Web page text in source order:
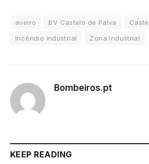
aveiro BV Castelo de Paiva
Incêndio industrial
Zona Industrial
Bombeiros.pt
KEEP READING